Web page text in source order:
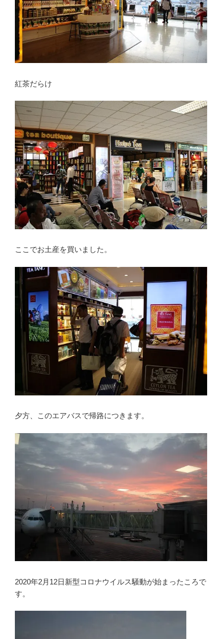
紅茶だらけ
ここでお土産を買いました。
夕方、このエアバスで帰路につきます。
2020年2月12日新型コロナウイルス騒動が始まったころで
す。